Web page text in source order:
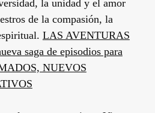
la unidad y el amor
de la compasión, la
LAS AVENTURAS
saga de episodios para
NUEVOS